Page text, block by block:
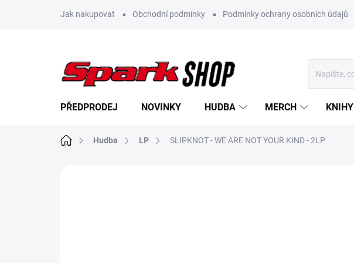
Jak nakupovat Obchodní podmínky Podmínky ochrany osobních údajů
PŘEDPRODEJ NOVINKY HUDBA MERCH KNIHY
Domů Hudba LP SLIPKNOT - WE ARE NOT YOUR KIND - 2LP